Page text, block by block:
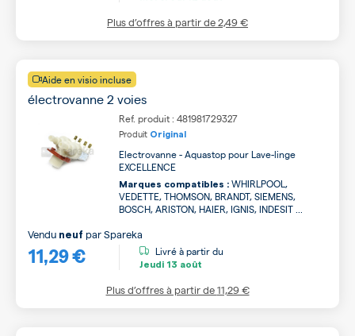
Plus d’offres à partir de2,49 €
Aide en visio incluse
électrovanne 2 voies
Ref. produit : 481981729327
Produit Original
Electrovanne - Aquastop pour Lave-linge
EXCELLENCE
Marques compatibles : WHIRLPOOL,
VEDETTE, THOMSON, BRANDT, SIEMENS,
BOSCH, ARISTON, HAIER, IGNIS, INDESIT ...
11,29 €
Vendu neuf parSpareka
Livré à partir du
Jeudi 13 août
Plus d’offres à partir de11,29 €